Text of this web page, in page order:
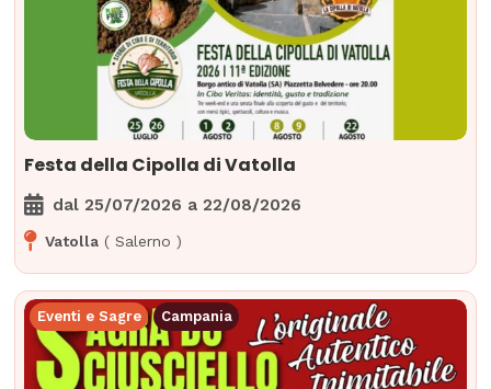
Festa della Cipolla di Vatolla
dal25/07/2026 a 22/08/2026
Vatolla (Salerno )
Eventi e Sagre Campania